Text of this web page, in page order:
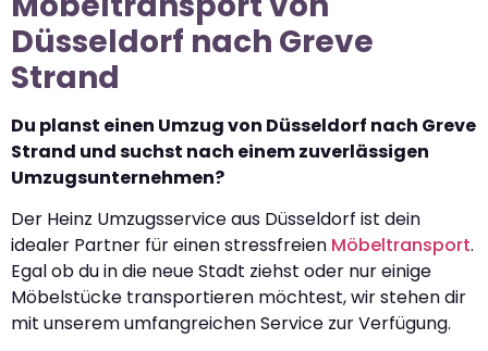
Düsseldorf nach Greve
Strand
Du planst einen Umzug von Düsseldorf nach Greve
Strand und suchst nach einem zuverlässigen
Umzugsunternehmen?
Der Heinz Umzugsservice aus Düsseldorf ist dein
idealer Partner für einen stressfreien Möbeltransport.
Egal ob du in die neue Stadt ziehst oder nur einige
Möbelstücke transportieren möchtest, wir stehen dir
mit unserem umfangreichen Service zur Verfügung.